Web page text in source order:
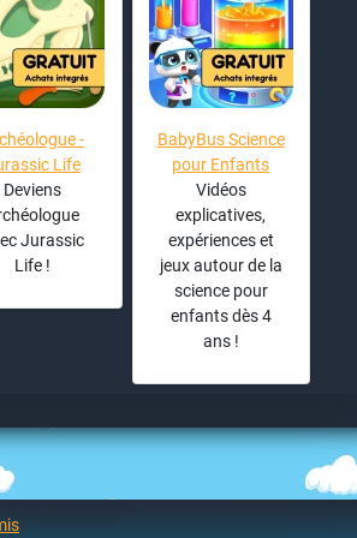
-
Life
Deviens
Jurassic
Life !
BabyBus Science
pour Enfants
Vidéos
explicatives,
expériences et
jeux autour de la
science pour
enfants dès 4
ans !